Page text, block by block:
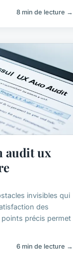
8 min de lecture →
audit ux
invisibles qui
des
précis permet
6 min de lecture →